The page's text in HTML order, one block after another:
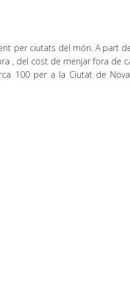
per ciutats del món. A part
, del cost de menjar fora de
100 per a la Ciutat de